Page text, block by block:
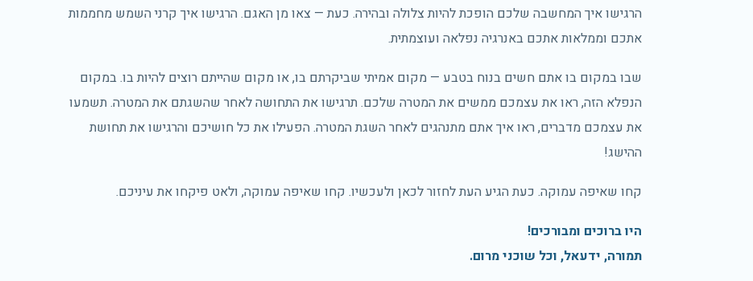
הרגישו איך המחשבה שלכם הופכת להיות צלולה ובהירה. כעת — צאו מן האגם. הרגישו איך קרני השמש מחממות
אתכם וממלאות אתכם באנרגיה נפלאה ועוצמתית.
שבו במקום בו אתם חשים בנוח בטבע — מקום אמיתי שביקרתם בו, או מקום שהייתם רוצים להיות בו. במקום
הנפלא הזה, ראו את עצמכם ממשים את המטרה שלכם. תרגישו את התחושה לאחר שהשגתם את המטרה. תשמעו
את עצמכם מדברים, ראו איך אתם מתנהגים לאחר השגת המטרה. הפעילו את כל חושיכם והרגישו את תחושת
ההישג!
קחו שאיפה עמוקה. כעת הגיע העת לחזור לכאן ולעכשיו. קחו שאיפה עמוקה, ולאט פיקחו את עיניכם.
היו ברוכים ומבורכים!
תמורה, ידעאל, וכל שוכני מרום.